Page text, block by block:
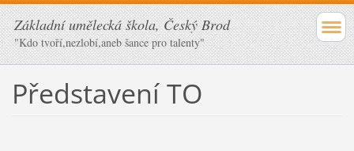
Základní umělecká škola, Český Brod
"Kdo tvoří,nezlobí,aneb šance pro talenty"
Představení TO